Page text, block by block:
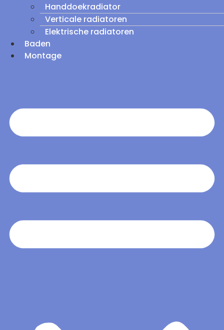
Handdoekradiator
Verticale radiatoren
Elektrische radiatoren
Baden
Montage